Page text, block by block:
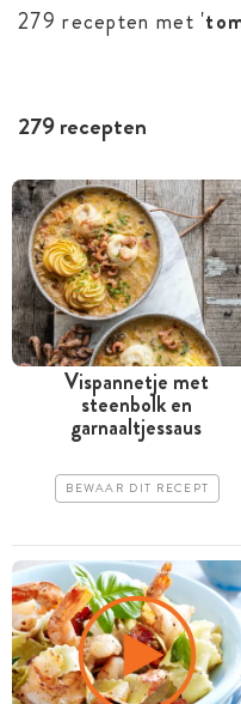
279 recepten met '
279 recepten
Vispannetje met
steenbolk en
garnaaltjessaus
BEWAAR DIT RECEPT